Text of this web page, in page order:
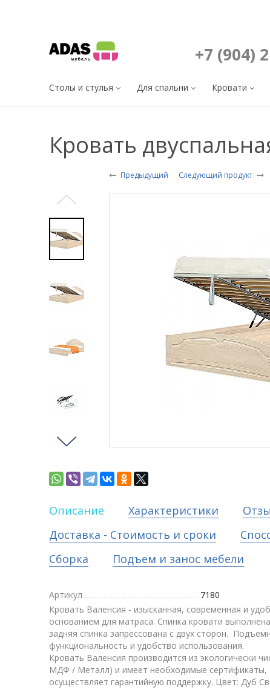
+7 (904)
Столы и стулья Для спальни Кровати
Кровать
Предыдущий Следующий продукт
Описание Характеристики
Доставка - Стоимость и сроки
Сборка
Подъем и занос мебели
Артикул
7180
Кровать Валенсия - изысканная, современная и
основанием для матраса. Спинка кровати
задняя спинка запрессована с двух сторон.
функциональность и удобство использования.
Кровать Валенсия производится из экологически
МДФ / Металл) и имеет необходимые сертификаты,
осуществляет гарантийную поддержку. Цвет: Дуб